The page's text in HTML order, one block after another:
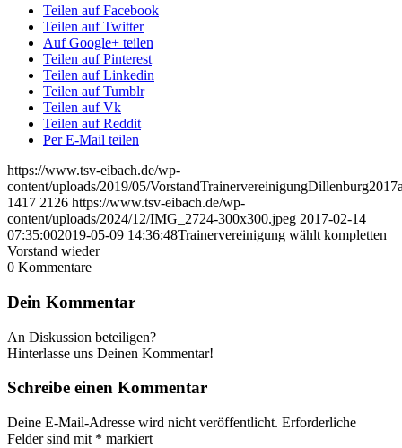
Teilen auf Facebook
Teilen auf Twitter
Auf Google+ teilen
Teilen auf Pinterest
Teilen auf Linkedin
Teilen auf Tumblr
Teilen auf Vk
Teilen auf Reddit
Per E-Mail teilen
https://www.tsv-eibach.de/wp-
content/uploads/2019/05/
1417 2126 https://www.tsv-eibach.de/wp-
content/uploads/2024/12/IMG_2724-300x300.jpeg 2017-02-14
07:35:002019-05-09 14:36:48Trainervereinigung wählt kompletten
Vorstand wieder
0 Kommentare
Dein Kommentar
An Diskussion beteiligen?
Hinterlasse uns Deinen Kommentar!
Schreibe einen Kommentar
Deine E-Mail-Adresse wird nicht veröffentlicht. Erforderliche
Felder sind mit * markiert